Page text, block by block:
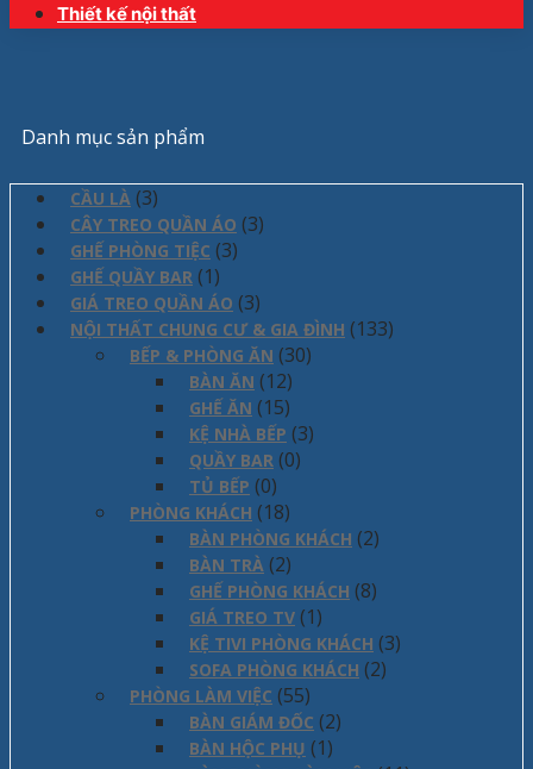
Thiết kế nội thất
Danh mục sản phẩm
CẦU LÀ (3)
CÂY TREO QUẦN ÁO (3)
GHẾ PHÒNG TIỆC (3)
GHẾ QUẦY BAR (1)
GIÁ TREO QUẦN ÁO (3)
NỘI THẤT CHUNG CƯ & GIA ĐÌNH (133)
BẾP & PHÒNG ĂN (30)
BÀN ĂN (12)
GHẾ ĂN (15)
KỆ NHÀ BẾP (3)
QUẦY BAR (0)
TỦ BẾP (0)
PHÒNG KHÁCH (18)
BÀN PHÒNG KHÁCH (2)
BÀN TRÀ (2)
GHẾ PHÒNG KHÁCH (8)
GIÁ TREO TV (1)
KỆ TIVI PHÒNG KHÁCH (3)
SOFA PHÒNG KHÁCH (2)
PHÒNG LÀM VIỆC (55)
BÀN GIÁM ĐỐC (2)
BÀN HỘC PHỤ (1)